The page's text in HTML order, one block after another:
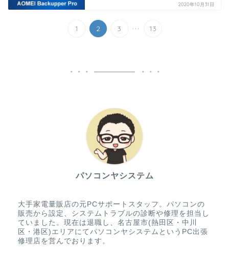
2020年10月31日
1 2 3 ... 13
パソコンヤシステム
大手家電量販店の元PCサポートスタッフ。パソコンの
販売から設定、システムトラブルの診断や修理を担当し
ていました。現在は退職し、名古屋市(熱田区・中川
区・港区)エリアにてパソコンヤシステムというPC出張
修理店を営んでおります。